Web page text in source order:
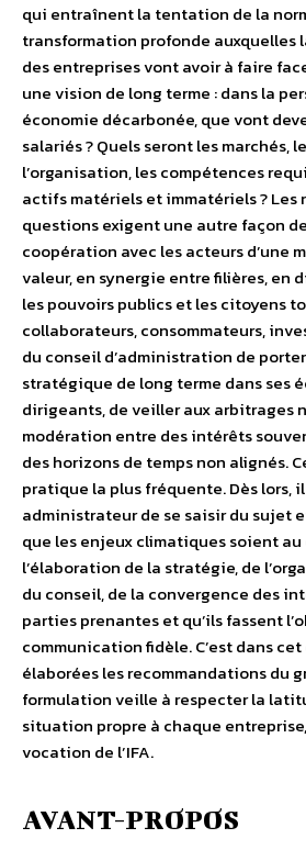
qui entraînent la tentation de la
transformation profonde auxquelles
des entreprises vont avoir à faire
une vision de long terme : dans la
économie décarbonée, que vont
salariés ? Quels seront les marchés,
l’organisation, les compétences
actifs matériels et immatériels ? Les
questions exigent une autre façon
coopération avec les acteurs d’une
valeur, en synergie entre filières, en
les pouvoirs publics et les citoyens
collaborateurs, consommateurs,
du conseil d’administration de
stratégique de long terme dans ses
dirigeants, de veiller aux arbitrages
modération entre des intérêts
des horizons de temps non alignés.
pratique la plus fréquente. Dès lors,
administrateur de se saisir du sujet
que les enjeux climatiques soient
l’élaboration de la stratégie, de
du conseil, de la convergence des
parties prenantes et qu’ils fassent
communication fidèle. C’est dans
élaborées les recommandations du
formulation veille à respecter la
situation propre à chaque
vocation de l’IFA.
AVANT-PROPOS